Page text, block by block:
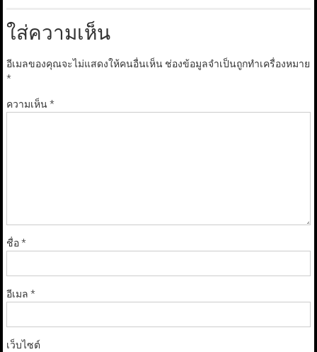
ใส่ความเห็น
อีเมลของคุณจะไม่แสดงให้คนอื่นเห็น ช่องข้อมูลจำเป็นถูกทำเครื่องหมาย
*
ความเห็น*
ชื่อ*
อีเมล *
เว็บไซต์